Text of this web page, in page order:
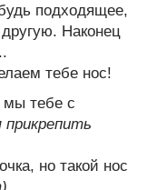
подходящее,
Наконец
тебе нос!
мы тебе с
но такой нос